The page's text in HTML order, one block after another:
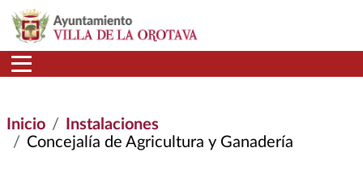
Pasar al contenido principal
Inicio
Instalaciones
Concejalía de Agricultura y Ganadería